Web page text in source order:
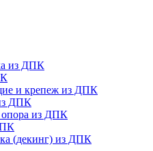
из ДПК
и крепеж из ДПК
ДПК
опора из ДПК
(декинг) из ДПК